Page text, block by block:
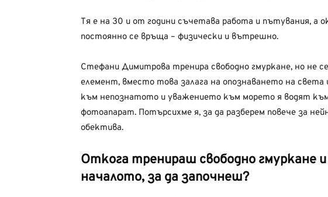
Тя е на 30 и от години съчетава работа и пътувания,
постоянно се връща – физически и вътрешно.
Стефани Димитрова тренира свободно гмуркане, но не
елемент, вместо това залага на опознаването на
към непознатото и уважението към морето я водят
фотоапарат. Потърсихме я, за да разберем повече за
обектива.
Откога тренираш свободно гмуркане
началото, за да започнеш?